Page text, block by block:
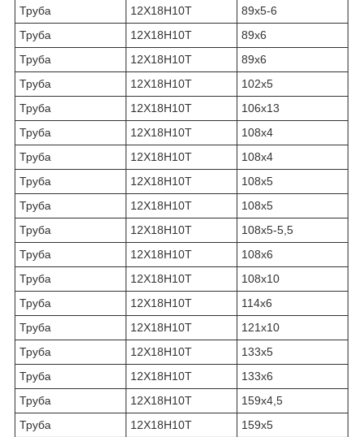
Труба 12Х18Н10Т
89х5-6
Труба
12Х18Н10Т
89х6
Труба
12Х18Н10Т
89х6
Труба
12Х18Н10Т
102х5
Труба
12Х18Н10Т
106х13
Труба
12Х18Н10Т
108х4
Труба
12Х18Н10Т
108х4
Труба
12Х18Н10Т
108х5
Труба
12Х18Н10Т
108х5
Труба
12Х18Н10Т
108х5-5,5
Труба
12Х18Н10Т
108х6
Труба
12Х18Н10Т
108х10
Труба
12Х18Н10Т
114х6
Труба
12Х18Н10Т
121х10
Труба
12Х18Н10Т
133х5
Труба
12Х18Н10Т
133х6
Труба
12Х18Н10Т
159х4,5
Труба
12Х18Н10Т
159х5